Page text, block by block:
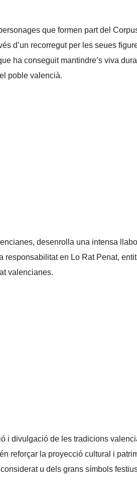
que formen part del
d’un recorregut per les seues
ha conseguit mantindre’s viva
poble valencià.
desenrolla una intensa
responsabilitat en Lo Rat Penat,
valencianes.
i divulgació de les tradicions
reforçar la proyecció cultural i
u dels grans símbols